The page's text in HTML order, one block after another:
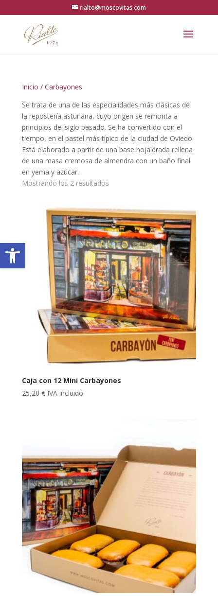
Abrir barra de herramientas
rialto@moscovitas.com
Inicio / Carbayones
Se trata de una de las especialidades más clásicas de
la repostería asturiana, cuyo origen se remonta a
principios del siglo pasado. Se ha convertido con el
tiempo, en el pastel más típico de la ciudad de Oviedo.
Está elaborado a partir de una base hojaldrada rellena
de una masa cremosa de almendra con un baño final
en yema y azúcar.
Mostrando los 2 resultadosOrdenado
últimos
Caja con 12 Mini Carbayones
25,20 € IVA incluido